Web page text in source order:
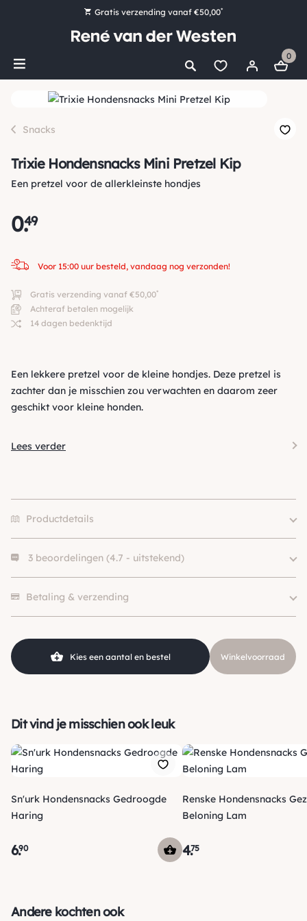
Gratis verzending vanaf €50,00*
Bestel nu, betaal later met Klarna
Ruim 16.000 artikelen op voorraad
0
Snacks
Trixie Hondensnacks Mini Pretzel Kip
Een pretzel voor de allerkleinste hondjes
0.
49
Voor 15:00 uur besteld, vandaag nog verzonden!
Gratis verzending vanaf €50,00*
Achteraf betalen mogelijk
14 dagen bedenktijd
Een lekkere pretzel voor de kleine hondjes. Deze pretzel is
zachter dan je misschien zou verwachten en daarom zeer
geschikt voor kleine honden.
Lees verder
Productdetails
Hondgrootte
Klein (0 – 10kg)
Merk
Trixie
Voedingsdoel
3 beoordelingen (4.7 - uitstekend)
Anoniem
hebben.hoe gaan we dat ooit betalen haha"
Alex Schrauwen
Betaling & verzending
een track & trace code van ons zodat je je pakketje kan
Kies een aantal en bestel Winkelvoorraad
Dit vind je misschien ook leuk
Sn'urk Hondensnacks Gedroogde
Haring
6.90
Renske Hondensnacks
Beloning Lam
4.75
Andere kochten ook